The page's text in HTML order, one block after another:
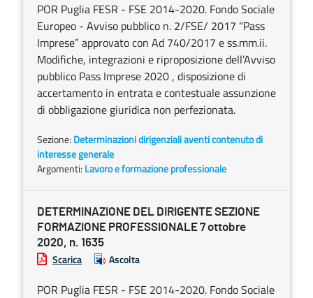
POR Puglia FESR - FSE 2014-2020. Fondo Sociale
Europeo - Avviso pubblico n. 2/FSE/ 2017 “Pass
Imprese” approvato con Ad 740/2017 e ss.mm.ii.
Modifiche, integrazioni e riproposizione dell’Avviso
pubblico Pass Imprese 2020 , disposizione di
accertamento in entrata e contestuale assunzione
di obbligazione giuridica non perfezionata.
Sezione: Determinazioni dirigenziali aventi contenuto di
interesse generale
Argomenti: Lavoro e formazione professionale
DETERMINAZIONE DEL DIRIGENTE SEZIONE
FORMAZIONE PROFESSIONALE 7 ottobre
2020, n. 1635
Scarica Ascolta
POR Puglia FESR - FSE 2014-2020. Fondo Sociale